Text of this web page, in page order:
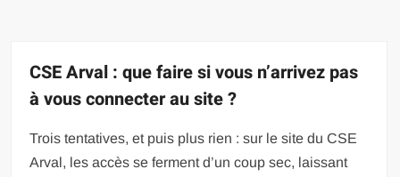
CSE Arval : que faire si vous n’arrivez pas
à vous connecter au site ?
Trois tentatives, et puis plus rien : sur le site du CSE
Arval, les accès se ferment d’un coup sec, laissant